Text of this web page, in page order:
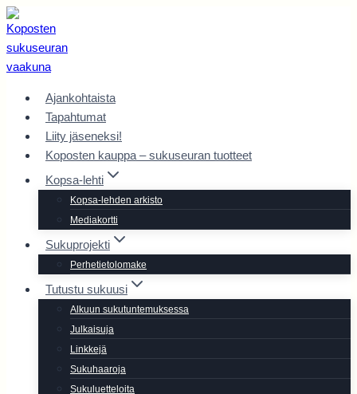
Siirry
sisältöön
Ajankohtaista
Tapahtumat
Liity jäseneksi!
Koposten kauppa – sukuseuran tuotteet
Kopsa-lehti
Kopsa-lehden arkisto
Mediakortti
Sukuprojekti
Perhetietolomake
Tutustu sukuusi
Alkuun sukutuntemuksessa
Julkaisuja
Linkkejä
Sukuhaaroja
Sukuluetteloita